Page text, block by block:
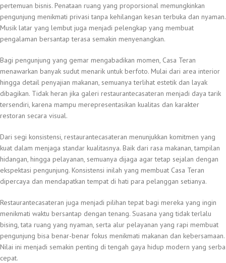
pertemuan bisnis. Penataan ruang yang proporsional memungkinkan
pengunjung menikmati privasi tanpa kehilangan kesan terbuka dan nyaman.
Musik latar yang lembut juga menjadi pelengkap yang membuat
pengalaman bersantap terasa semakin menyenangkan.
Bagi pengunjung yang gemar mengabadikan momen, Casa Teran
menawarkan banyak sudut menarik untuk berfoto. Mulai dari area interior
hingga detail penyajian makanan, semuanya terlihat estetik dan layak
dibagikan. Tidak heran jika galeri restaurantecasateran menjadi daya tarik
tersendiri, karena mampu merepresentasikan kualitas dan karakter
restoran secara visual.
Dari segi konsistensi, restaurantecasateran menunjukkan komitmen yang
kuat dalam menjaga standar kualitasnya. Baik dari rasa makanan, tampilan
hidangan, hingga pelayanan, semuanya dijaga agar tetap sejalan dengan
ekspektasi pengunjung. Konsistensi inilah yang membuat Casa Teran
dipercaya dan mendapatkan tempat di hati para pelanggan setianya.
Restaurantecasateran juga menjadi pilihan tepat bagi mereka yang ingin
menikmati waktu bersantap dengan tenang. Suasana yang tidak terlalu
bising, tata ruang yang nyaman, serta alur pelayanan yang rapi membuat
pengunjung bisa benar-benar fokus menikmati makanan dan kebersamaan.
Nilai ini menjadi semakin penting di tengah gaya hidup modern yang serba
cepat.